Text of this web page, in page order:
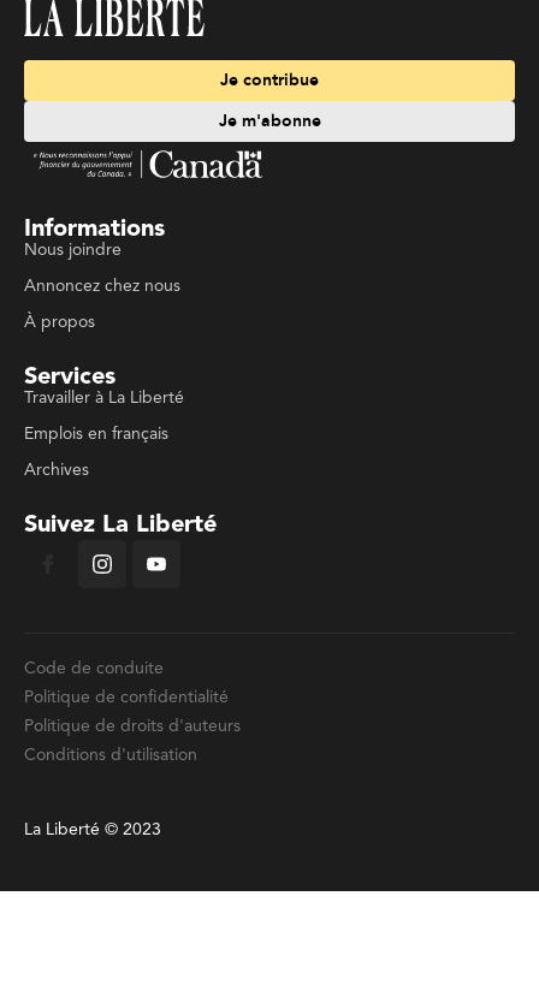
Je contribue
Je m'abonne
Informations
Nous joindre
Annoncez chez nous
À propos
Services
Travailler à La Liberté
Emplois en français
Archives
Suivez La Liberté
Code de conduite
Politique de confidentialité
Politique de droits d'auteurs
Conditions d'utilisation
La Liberté © 2023